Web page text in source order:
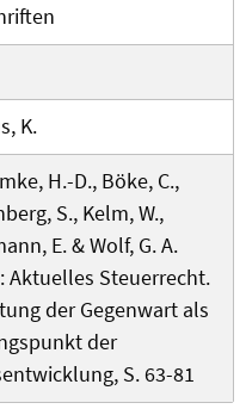
K.
H.-D., Böke, C.,
S., Kelm, W.,
E. & Wolf, G. A.
Aktuelles Steuerrecht.
der Gegenwart als
der
S. 63-81